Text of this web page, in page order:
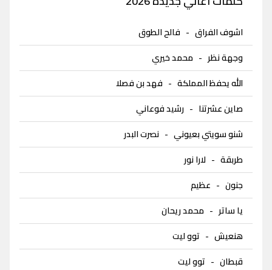
اشوف الفراق - فالح الطوق
وجهة نظر - محمد خيري
الله يحفظ المملكة - فهد بن فصلا
صاين عشرتنا - رشيد فوعاني
شنو سويتي بعيوني - نصرت البدر
طربقة - لارا نور
جنون - عظيم
يا ساتر - محمد ريحان
هنعيش - توو ليت
قبطان - توو ليت